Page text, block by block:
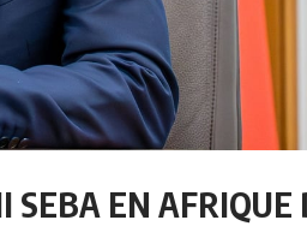
SEBA EN AFRIQUE